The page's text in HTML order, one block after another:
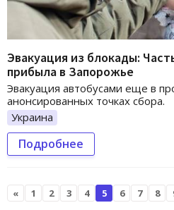
Эвакуация из блокады:
прибыла в Запорожье
Эвакуация автобусами еще в
анонсированных точках сбора.
Украина
Подробнее
« 1 2 3 4 5 6 7 8